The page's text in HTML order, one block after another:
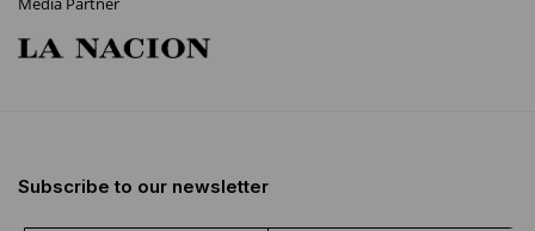
Subscribe to our newsletter